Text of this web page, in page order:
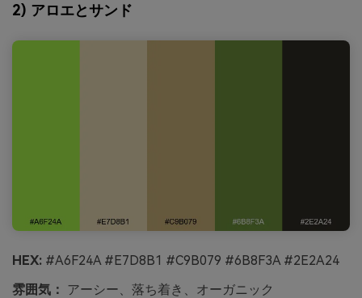
2) アロエとサンド
HEX: #A6F24A #E7D8B1 #C9B079 #6B8F3A #2E2A24
雰囲気： アーシー、落ち着き、オーガニック